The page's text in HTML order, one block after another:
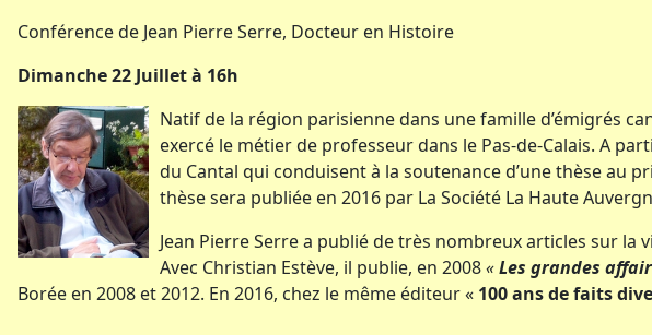
Conférence de Jean Pierre Serre, Docteur en Histoire
Dimanche 22 Juillet à 16h
Natif de la région parisienne dans une famille d’émigrés
exercé le métier de professeur dans le Pas-de-Calais. A
du Cantal qui conduisent à la soutenance d’une thèse au
thèse sera publiée en 2016 par La Société La Haute
Jean Pierre Serre a publié de très nombreux articles sur
Avec Christian Estève, il publie, en 2008«Les grandes
Borée en 2008 et 2012. En 2016, chez le même éditeur « 100 ans de faits